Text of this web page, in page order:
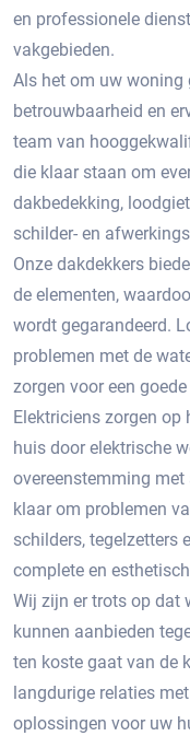
en professionele
vakgebieden.
Als het om uw woning
betrouwbaarheid en
team van
die klaar staan om
dakbedekking,
schilder- en
Onze dakdekkers
de elementen,
wordt gegarandeerd.
problemen met de
zorgen voor een
Elektriciens zorgen
huis door elektrische
overeenstemming met
klaar om problemen
schilders, tegelzetters
complete en
Wij zijn er trots op dat
kunnen aanbieden
ten koste gaat van de
langdurige relaties
oplossingen voor uw